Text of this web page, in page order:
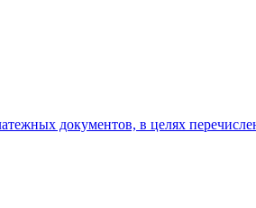
документов, в целях